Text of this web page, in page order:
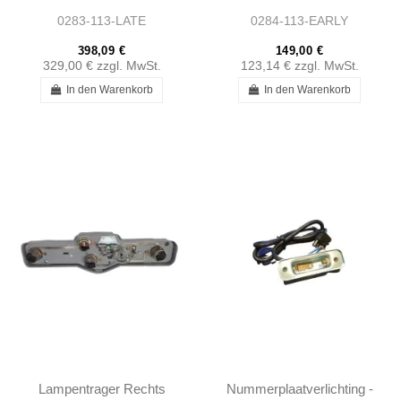
0283-113-LATE
398,09 €
329,00 € zzgl. MwSt.
In den Warenkorb
0284-113-EARLY
149,00 €
123,14 € zzgl. MwSt.
In den Warenkorb
Lampentrager Rechts
Nummerplaatverlichting -